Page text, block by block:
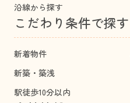
沿線から探す
こだわり条件で探す
新着物件
新築・築浅
駅徒歩10分以内